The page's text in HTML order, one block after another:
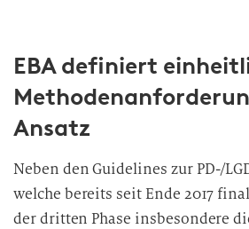
EBA definiert
Ansatz
Neben den Guidelines zur PD-/
welche bereits seit Ende 2017
der dritten Phase insbesondere